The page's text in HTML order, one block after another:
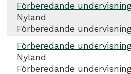
Förberedande
Nyland
Förberedande undervisning
Förberedande
Nyland
Förberedande undervisning